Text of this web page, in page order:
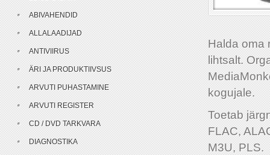
Halda oma
lihtsalt.
kogujale.
Toetab
FLAC,
M3U, PLS.
ABIVAHENDID
ALLALAADIJAD
ANTIVIIRUS
ÄRI JA PRODUKTIIVSUS
ARVUTI PUHASTAMINE
ARVUTI REGISTER
CD / DVD TARKVARA
DIAGNOSTIKA